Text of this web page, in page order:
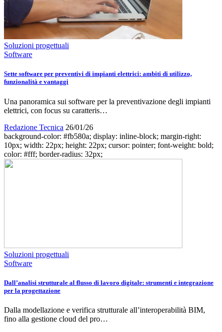
Soluzioni progettuali
Software
Sette software per preventivi di impianti elettrici: ambiti di utilizzo,
funzionalità e vantaggi
Una panoramica sui software per la preventivazione degli impianti
elettrici, con focus su caratteris…
Redazione Tecnica 26/01/26
background-color: #fb580a; display: inline-block; margin-right:
10px; width: 22px; height: 22px; cursor: pointer; font-weight: bold;
color: #fff; border-radius: 32px;
Soluzioni progettuali
Software
Dall’analisi strutturale al flusso di lavoro digitale: strumenti e integrazione
per la progettazione
Dalla modellazione e verifica strutturale all’interoperabilità BIM,
fino alla gestione cloud del pro…